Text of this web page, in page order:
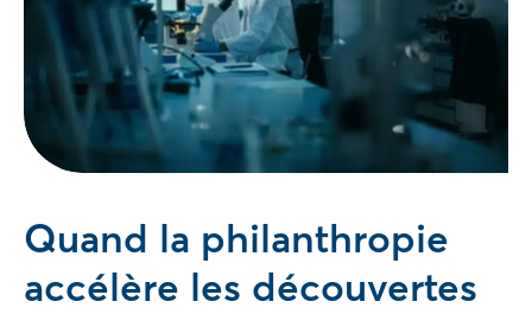
Quand la philanthropie
accélère les découvertes